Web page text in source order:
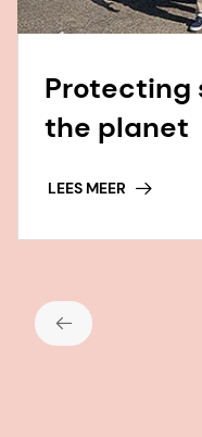
Protecting
the planet
LEES MEER